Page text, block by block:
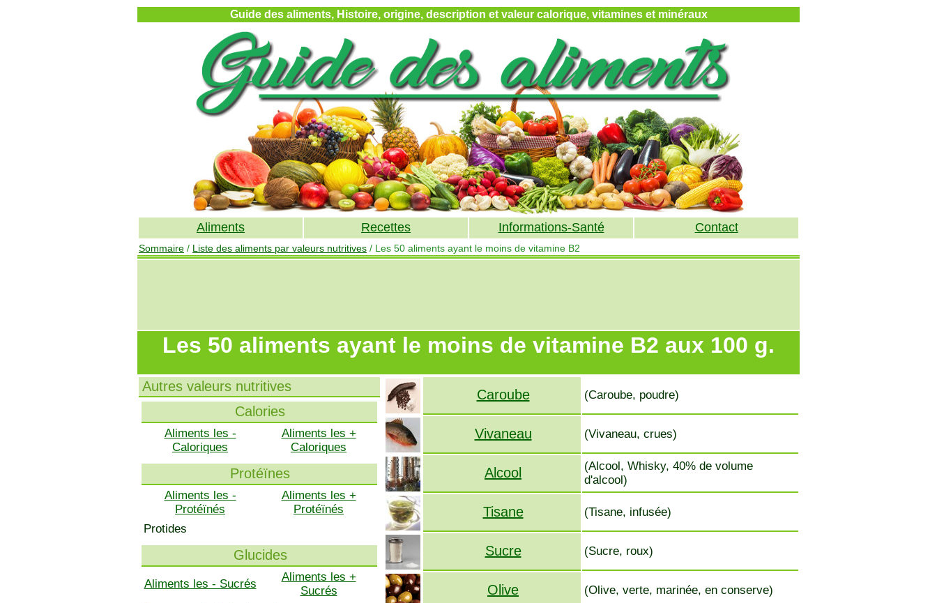
Guide des aliments, Histoire, origine, description et valeur calorique, vitamines et minéraux
Aliments Recettes Informations-Santé Contact
Sommaire / Liste des aliments par valeurs nutritives / Les 50 aliments ayant le moins de vitamine B2
Les 50 aliments ayant le moins de vitamine B2 aux 100 g.
Autres valeurs nutritives
Calories
Aliments les -
Caloriques
Aliments les +
Caloriques
Protéïnes
Aliments les -
Protéïnés
Aliments les +
Protéïnés
Protides
Glucides
Aliments les - Sucrés
Aliments les +
Sucrés
Caroube (Caroube, poudre)
Vivaneau (Vivaneau, crues)
Alcool
(Alcool, Whisky, 40% de volume
d'alcool)
Tisane (Tisane, infusée)
Sucre (Sucre, roux)
Olive (Olive, verte, marinée, en conserve)